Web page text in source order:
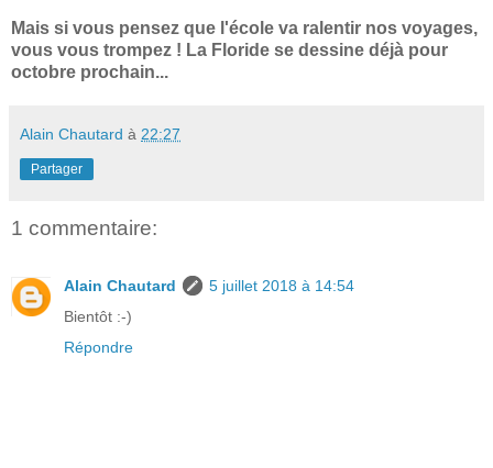
Mais si vous pensez que l'école va ralentir nos voyages,
vous vous trompez ! La Floride se dessine déjà pour
octobre prochain...
Alain Chautard à 22:27
Partager
1 commentaire:
Alain Chautard
5 juillet 2018 à 14:54
Bientôt :-)
Répondre